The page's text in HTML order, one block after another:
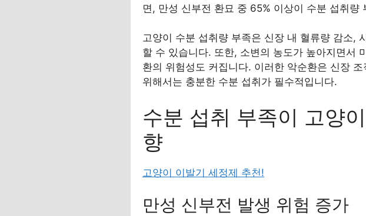
면, 만성 신부전 환묘 중 65% 이상이 수분 섭취
고양이 수분 섭취량 부족은 신장 내 혈류량 감소,
할 수 있습니다. 또한, 소변의 농도가 높아지면서
환의 위험성도 커집니다. 이러한 악순환은 신장
위해서는 충분한 수분 섭취가 필수적입니다.
수분 섭취 부족이 고양
향
고양이 이발기 세정제 추천!
만성 신부전 발생 위험 증가